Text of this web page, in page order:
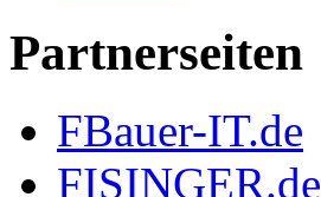
Partnerseiten
FBauer-IT.de
FISINGER.de